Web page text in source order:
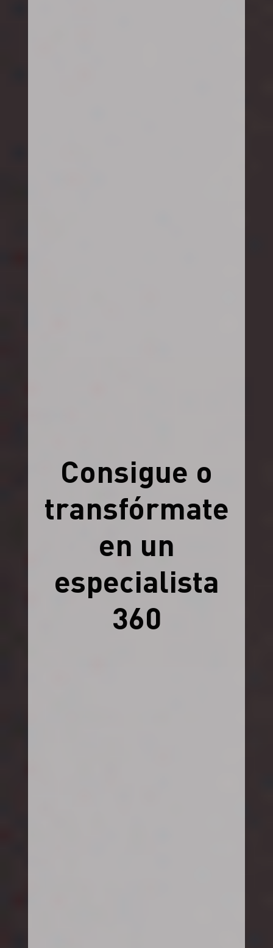
Consigue o
transfórmate
en un
especialista
360